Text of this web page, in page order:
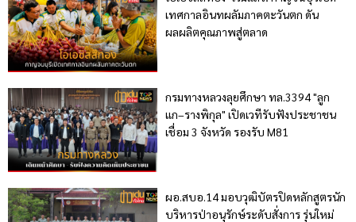
เทศกาลอินทผลัมภาคตะวันตก ดัน
ผลผลิตคุณภาพสู่ตลาด
กรมทางหลวงลุยศึกษา ทล.3394 "ลูก
แก–รางพิกุล" เปิดเวทีรับฟังประชาชน
เชื่อม 3 จังหวัด รองรับ M81
ผอ.สบอ.14 มอบวุฒิบัตรปิดหลักสูตรนัก
บริหารป่าอนุรักษ์ระดับสั่งการ รุ่นใหม่